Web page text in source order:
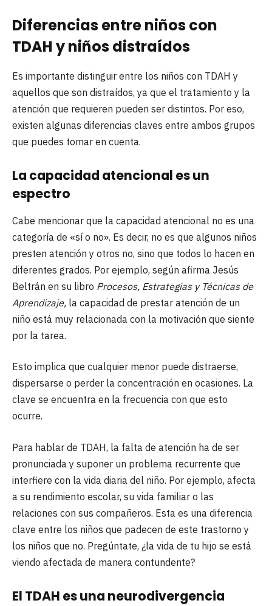
Diferencias entre niños con
TDAH y niños distraídos
Es importante distinguir entre los niños con TDAH y
aquellos que son distraídos, ya que el tratamiento y la
atención que requieren pueden ser distintos. Por eso,
existen algunas diferencias claves entre ambos grupos
que puedes tomar en cuenta.
La capacidad atencional es un
espectro
Cabe mencionar que la capacidad atencional no es una
categoría de «sí o no». Es decir, no es que algunos niños
presten atención y otros no, sino que todos lo hacen en
diferentes grados. Por ejemplo, según afirma Jesús
Beltrán en su libro Procesos, Estrategias y Técnicas de
Aprendizaje, la capacidad de prestar atención de un
niño está muy relacionada con la motivación que siente
por la tarea.
Esto implica que cualquier menor puede distraerse,
dispersarse o perder la concentración en ocasiones. La
clave se encuentra en la frecuencia con que esto
ocurre.
Para hablar de TDAH, la falta de atención ha de ser
pronunciada y suponer un problema recurrente que
interfiere con la vida diaria del niño. Por ejemplo, afecta
a su rendimiento escolar, su vida familiar o las
relaciones con sus compañeros. Esta es una diferencia
clave entre los niños que padecen de este trastorno y
los niños que no. Pregúntate, ¿la vida de tu hijo se está
viendo afectada de manera contundente?
El TDAH es una neurodivergencia